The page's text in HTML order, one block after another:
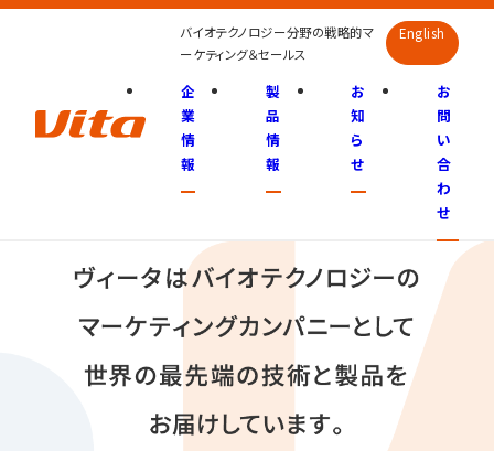
バイオテクノロジー分野の戦略的マ
ーケティング＆セールス
English
企
業
情
報
製
品
情
報
お
知
ら
せ
お
問
い
合
わ
せ
English
企業情報
お問い合わせ
プライバシーポリシー
贈収賄・腐敗防止禁止方針